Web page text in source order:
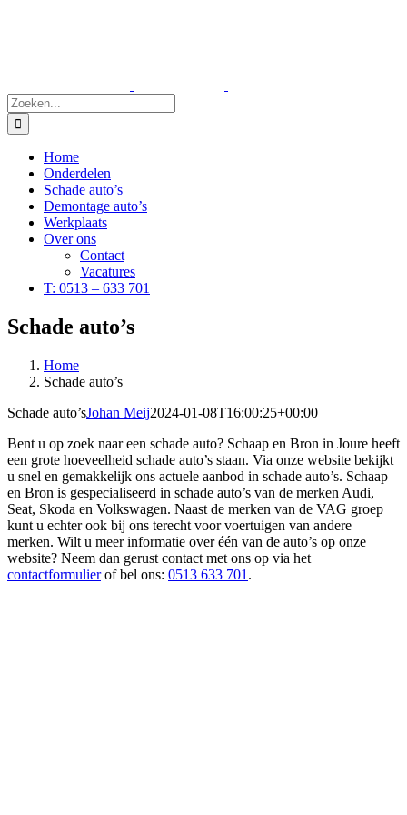
Zoeken
naar:
Home
Onderdelen
Schade auto’s
Demontage auto’s
Werkplaats
Over ons
Contact
Vacatures
T: 0513 – 633 701
Schade auto’s
Home
Schade auto’s
Schade auto’sJohan Meij2024-01-08T16:00:25+00:00
Bent u op zoek naar een schade auto? Schaap en Bron in Joure heeft
een grote hoeveelheid schade auto’s staan. Via onze website bekijkt
u snel en gemakkelijk ons actuele aanbod in schade auto’s. Schaap
en Bron is gespecialiseerd in schade auto’s van de merken Audi,
Seat, Skoda en Volkswagen. Naast de merken van de VAG groep
kunt u echter ook bij ons terecht voor voertuigen van andere
merken. Wilt u meer informatie over één van de auto’s op onze
website? Neem dan gerust contact met ons op via het
contactformulierof bel ons: 0513 633 701 .